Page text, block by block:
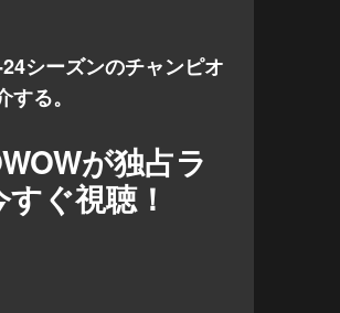
シーズンのチャンピオ
る。
が独占ラ
ぐ視聴！